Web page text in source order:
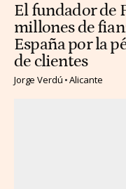
El fundador de
millones de
España por la
de clientes
Jorge Verdú Alicante